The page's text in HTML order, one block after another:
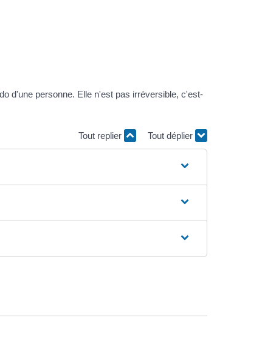
d'une personne. Elle n'est pas irréversible, c'est-
Tout replier Tout déplier